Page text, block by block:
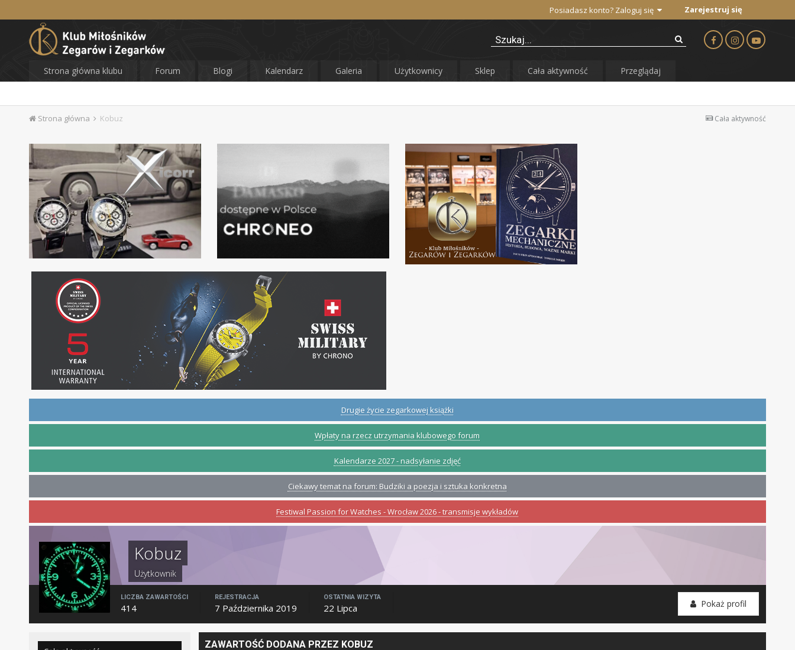
Posiadasz konto? Zaloguj się Zarejestruj się
Strona główna klubu Forum Blogi Kalendarz Galeria Użytkownicy Sklep Cała aktywność Przeglądaj
Cała aktywność
Strona główna Kobuz
Drugie życie zegarkowej książki
Wpłaty na rzecz utrzymania klubowego forum
Kalendarze 2027 - nadsyłanie zdjęć
Ciekawy temat na forum: Budziki a poezja i sztuka konkretna
Festiwal Passion for Watches - Wrocław 2026 - transmisje wykładów
Kobuz
Użytkownik
Pokaż profil
LICZBA ZAWARTOŚCI
414
REJESTRACJA
7 Października 2019
OSTATNIA WIZYTA
22 Lipca
ZAWARTOŚĆ DODANA PRZEZ KOBUZ